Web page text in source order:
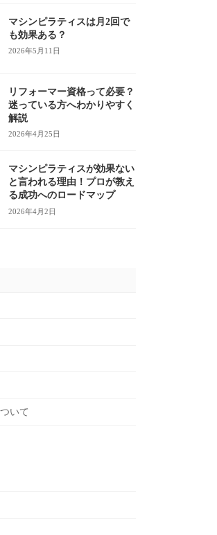
マシンピラティスは月2回で
も効果ある？
2026年5月11日
リフォーマー資格って必要？
迷っている方へわかりやすく
解説
2026年4月25日
マシンピラティスが効果ない
と言われる理由！プロが教え
る成功へのロードマップ
2026年4月2日
いて